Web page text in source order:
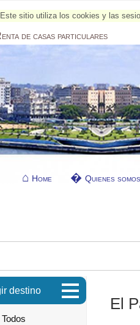
Este sitio utiliza los cookies y las
de casas particulares
Home Quienes somos
destino
Todos
El